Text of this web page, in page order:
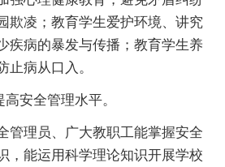
欺凌；教育学生爱护环境、讲究
疾病的暴发与传播；教育学生养
止病从口入。
安全管理水平。
管理员、广大教职工能掌握安全
，能运用科学理论知识开展学校